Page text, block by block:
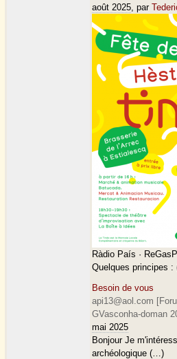
août 2025, par
Ràdio País ·
Quelques principes
Besoin de vous
api13@aol.com
GVasconha-doman
mai 2025
Bonjour Je
archéologique (…)